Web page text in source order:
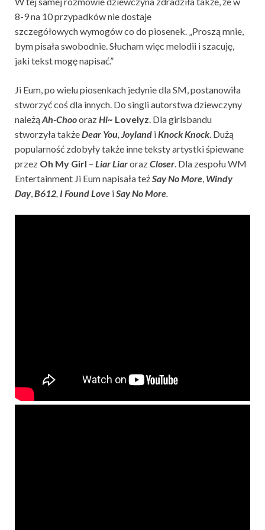
8-9 na 10 przypadków nie dostaje
szczegółowych wymogów co do piosenek. „Proszą mnie,
bym pisała swobodnie. Słucham więc melodii i szacuję,
jaki tekst mogę napisać.”
Ji Eum, po wielu piosenkach jedynie dla SM, postanowiła
stworzyć coś dla innych. Do singli autorstwa dziewczyny
należąAh-ChooorazHi~ Lovelyz. Dla girlsbandu
stworzyła takżeDear You, Joyland iKnock Knock. Dużą
popularność zdobyły także inne teksty artystki śpiewane
przez Oh My Girl – Liar LiarorazCloser. Dla zespołu WM
Entertainment Ji Eum napisała teżSay No More, Windy
Day,B612, I Found Love iSay No More.